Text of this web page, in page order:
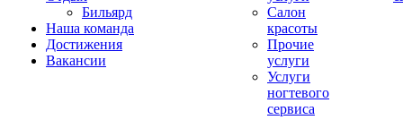
Бильярд
Наша команда
Достижения
Вакансии
Салон
красоты
Прочие
услуги
Услуги
ногтевого
сервиса